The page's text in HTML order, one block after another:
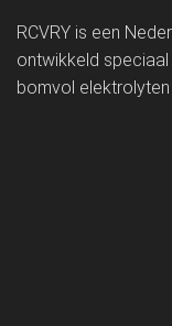
RCVRY is een
ontwikkeld
bomvol